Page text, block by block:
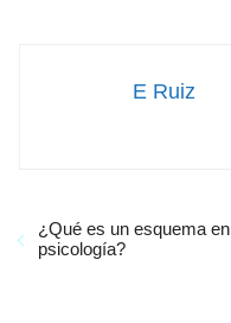
E Ruiz
¿Qué es un esquema en
psicología?